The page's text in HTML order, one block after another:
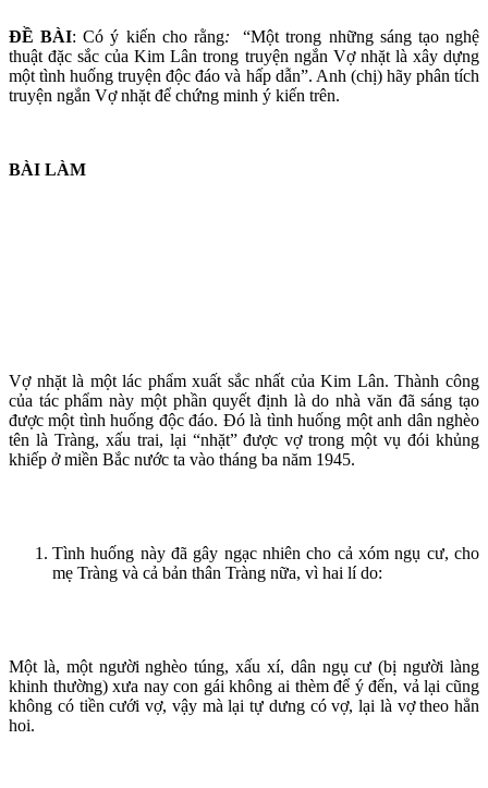
ĐỀ BÀI: Có ý kiến cho rằng:
“Một trong những sáng tạo nghệ
thuật đặc sắc của Kim Lân trong truyện ngắn Vợ nhặt là xây dựng
một tình huống truyện độc đáo và hấp dẫn”. Anh (chị) hãy phân tích
truyện ngắn Vợ nhặt để chứng minh ý kiến trên.
BÀI LÀM
Vợ nhặt là một lác phẩm xuất sắc nhất của Kim Lân. Thành công
của tác phẩm này một phần quyết định là do nhà văn đã sáng tạo
được một tình huống độc đáo. Đó là tình huống một anh dân nghèo
tên là Tràng, xấu trai, lại “nhặt” được vợ trong một vụ đói khủng
khiếp ở miền Bắc nước ta vào tháng ba năm 1945.
Tình huống này đã gây ngạc nhiên cho cả xóm ngụ cư, cho
mẹ Tràng và cả bản thân Tràng nữa, vì hai lí do:
Một là, một người nghèo túng, xấu xí, dân ngụ cư (bị người làng
khinh thường) xưa nay con gái không ai thèm để ý đến, vả lại cũng
không có tiền cưới vợ, vậy mà lại tự dưng có vợ, lại là vợ theo hẳn
hoi.